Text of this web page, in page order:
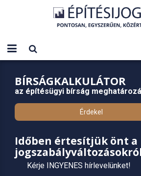
BÍRSÁGKALKULÁTOR
az építésügyi bírság
Érdekel
Időben értesítjük önt a
Kérje INGYENES hírlevelünket!